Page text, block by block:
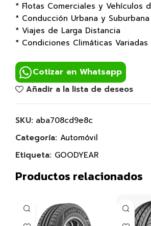
* Flotas Comerciales y Vehículos
* Conducción Urbana y Suburbana
* Viajes de Larga Distancia
* Condiciones Climáticas Variadas
Cotizar en Whatsapp
Añadir a la lista de deseos
SKU: aba708cd9e8c
Categoría: Automóvil
Etiqueta: GOODYEAR
Productos relacionados